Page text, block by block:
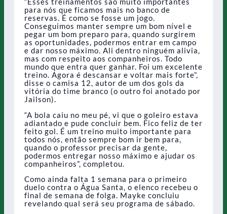
para nós que ficamos mais no banco de
reservas. É como se fosse um jogo.
Conseguimos manter sempre um bom nível e
pegar um bom preparo para, quando surgirem
as oportunidades, podermos entrar em campo
e dar nosso máximo. Ali dentro ninguém alivia,
mas com respeito aos companheiros. Todo
mundo que entra quer ganhar. Foi um excelente
treino. Agora é descansar e voltar mais forte”,
disse o camisa 12, autor de um dos gols da
vitória do time branco (o outro foi anotado por
Jailson).
“A bola caiu no meu pé, vi que o goleiro estava
adiantado e pude concluir bem. Fico feliz de ter
feito gol. É um treino muito importante para
todos nós, então sempre bom ir bem para,
quando o professor precisar da gente,
podermos entregar nosso máximo e ajudar os
companheiros”, completou.
Como ainda falta 1 semana para o primeiro
duelo contra o Água Santa, o elenco recebeu o
final de semana de folga. Mayke concluiu
revelando qual será seu programa de sábado.